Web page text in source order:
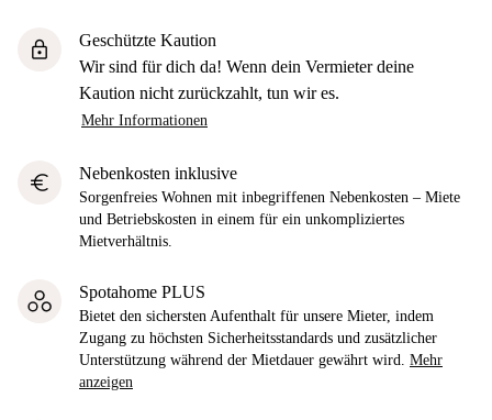
lock
Geschützte Kaution
Wir sind für dich da! Wenn dein Vermieter deine
Kaution nicht zurückzahlt, tun wir es.
Mehr Informationen
euro Nebenkosten inklusive
Sorgenfreies Wohnen mit inbegriffenen Nebenkosten – Miete
und Betriebskosten in einem für ein unkompliziertes
Mietverhältnis.
Spotahome PLUS
Bietet den sichersten Aufenthalt für unsere Mieter, indem
Zugang zu höchsten Sicherheitsstandards und zusätzlicher
Unterstützung während der Mietdauer gewährt wird. Mehr
anzeigen